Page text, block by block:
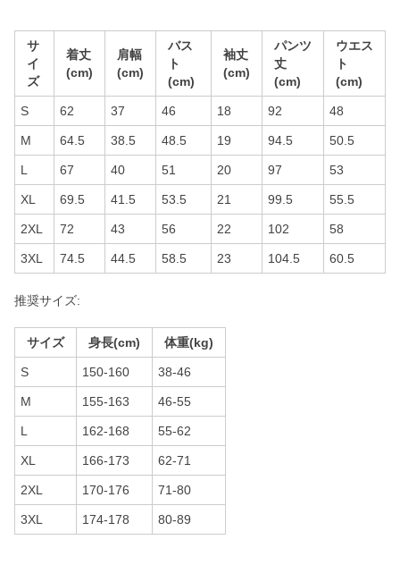
サ
イ
ズ
着丈
(cm)
肩幅
(cm)
バス
ト
(cm)
袖丈
(cm)
パンツ
丈
(cm)
ウエス
ト
(cm)
S 62 37 46 18 92 48
M 64.5 38.5 48.5 19 94.5 50.5
L 67 40 51 20 97 53
XL 69.5 41.5 53.5 21 99.5 55.5
2XL 72 43 56 22 102 58
3XL 74.5 44.5 58.5 23 104.5 60.5
推奨サイズ:
サイズ 身長(cm) 体重(kg)
S 150-160 38-46
M 155-163 46-55
L 162-168 55-62
XL 166-173 62-71
2XL 170-176 71-80
3XL 174-178 80-89